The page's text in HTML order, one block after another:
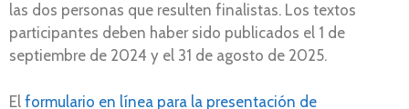
las dos personas que resulten finalistas. Los textos
participantes deben haber sido publicados el 1 de
septiembre de 2024 y el 31 de agosto de 2025.
El formulario en línea para la presentación de